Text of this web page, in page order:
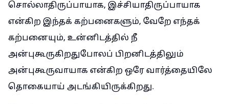
சொல்லாதிருப்பாயாக, இச்சியாதிருப்பாயாக
என்கிற இந்தக் கற்பனைகளும், வேறே எந்தக்
கற்பனையும், உன்னிடத்தில் நீ
அன்புகூருகிறதுபோலப் பிறனிடத்திலும்
அன்புகூருவாயாக என்கிற ஒரே வார்த்தையிலே
தொகையாய் அடங்கியிருக்கிறது.